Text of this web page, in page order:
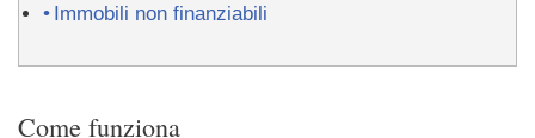
Immobili non finanziabili
Come funziona